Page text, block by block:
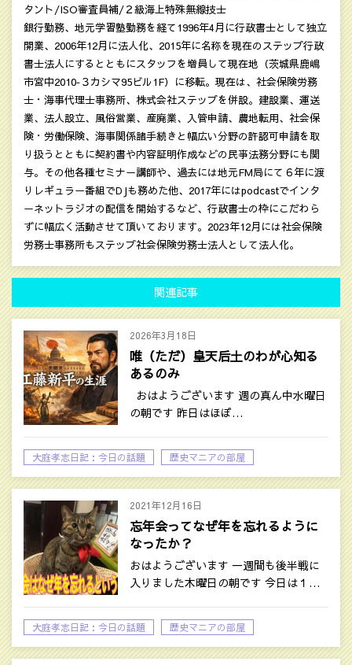
タント/ISO審査員補/２級海上特殊無線技士
銀行勤務、地元学習塾勤務を経て1996年4月に行政書士として独立
開業、2006年12月に法人化、2015年に名称を現在のステップ行政
書士法人にするとともにスタッフを増員して現在地（茨城県鹿嶋
市宮中2010‐３カシマ95ビル1F）に移転。現在は、社会保険労務
士・海事代理士事務所、株式会社ステップを併設。建設業、運送
業、法人設立、風俗営業、産廃業、入管申請、農地転用、社会保
険・労働保険、海事関係諸手続きと幅広い分野の許認可申請を取
り扱うとともに契約書や内容証明作成などの民亊法務分野にも関
与。その他各種セミナー講師や、過去には地元FM局にて６年に渡
りレギュラー番組でDJも務めた他、2017年にはpodcastでインタ
ーネットラジオの配信を開始するなど、行政書士の枠にこだわら
ずに幅広く活動させて頂いております。2023年12月には社会保険
労務士事務所もステップ社会保険労務士法人として法人化。
関連記事
2026年3月18日
唯（ただ）皇天后土のわが心知る
あるのみ
おはようございます 週の真ん中水曜日
の朝です 昨日はほぼ…
大庭孝志日記：今日の話題 歴史マニアの部屋
2021年12月16日
忘年会ってなぜ年を忘れるように
なったか？
おはようございます 一週間も後半戦に
入りました木曜日の朝です 今日は１…
大庭孝志日記：今日の話題 歴史マニアの部屋